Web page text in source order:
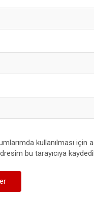
kullanılması için
bu tarayıcıya